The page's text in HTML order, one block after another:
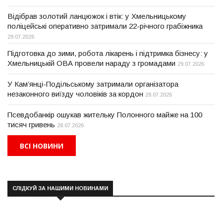
Відібрав золотий ланцюжок і втік: у Хмельницькому
поліцейські оперативно затримали 22-річного грабіжника
29.07.2026
Підготовка до зими, робота лікарень і підтримка бізнесу: у
Хмельницькій ОВА провели нараду з громадами 29.07.2026
У Кам’янці-Подільському затримали організатора
незаконного виїзду чоловіків за кордон 28.07.2026
Псевдобанкір ошукав жительку Полонного майже на 100
тисяч гривень 28.07.2026
ВСІ НОВИНИ
СЛІДКУЙ ЗА НАШИМИ НОВИНАМИ